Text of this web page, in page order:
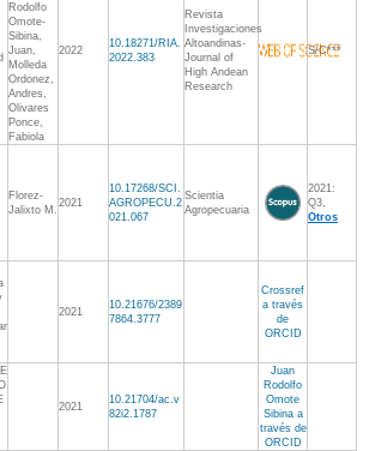
Rodolfo
Omote-
Sibina,
Juan,
Molleda
Ordonez,
Andres,
Olivares
Ponce,
Fabiola
2022
10.18271/RIA.
2022.383
Revista
Investigaciones
Altoandinas-
Journal of
High Andean
Research
S/C***
Florez-
Jalixto M.
2021
10.17268/SCI.
AGROPECU.2
021.067
Scientia
Agropecuaria
2021:
Q3,
Otros
2021
10.21676/2389
7864.3777
Crossref
a través
de
ORCID
2021
10.21704/ac.v
82i2.1787
Juan
Rodolfo
Omote
Sibina a
través de
ORCID